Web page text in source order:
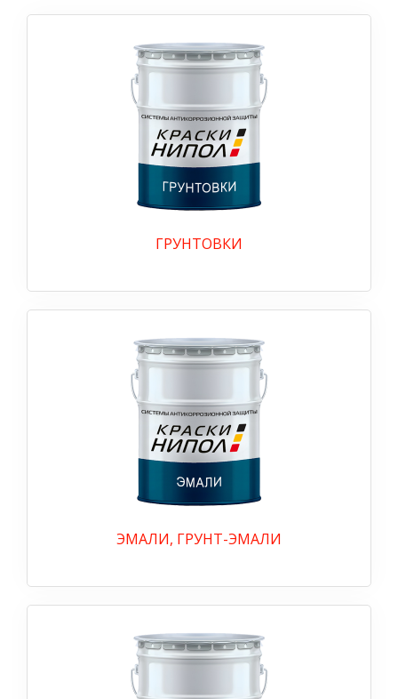
ГРУНТОВКИ
ЭМАЛИ, ГРУНТ-ЭМАЛИ